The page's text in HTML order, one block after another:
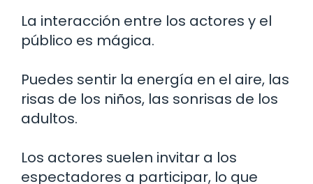
La interacción entre los actores y el
público es mágica.
Puedes sentir la energía en el aire, las
risas de los niños, las sonrisas de los
adultos.
Los actores suelen invitar a los
espectadores a participar, lo que